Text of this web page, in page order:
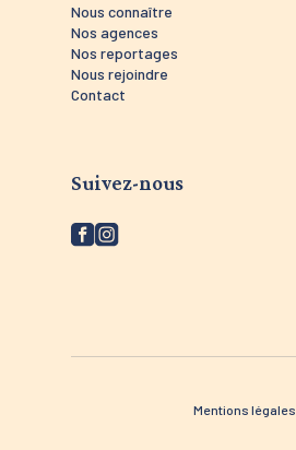
Nous connaître
Nos agences
Nos reportages
Nous rejoindre
Contact
Suivez-nous
Mentions légales